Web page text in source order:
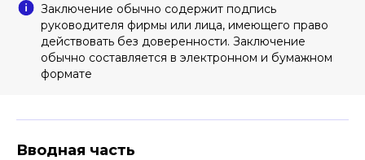
Заключение обычно содержит подпись
руководителя фирмы или лица, имеющего право
действовать без доверенности. Заключение
обычно составляется в электронном и бумажном
формате
Вводная часть